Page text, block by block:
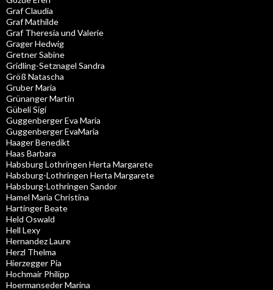
Graf Claudia
Graf Mathilde
Graf Theresia und Valerie
Grager Hedwig
Gretner Sabine
Gridling-Setznagel Sandra
Größ Natascha
Gruber Maria
Grünanger Martin
Gübeli Sigi
Guggenberger Eva Maria
Guggenberger EvaMaria
Haager Benedikt
Haas Barbara
Habsburg Lothringen Herta Margarete
Habsburg-Lothringen Herta Margarete
Habsburg-Lothringen Sandor
Hamel Maria Christina
Hartinger Beate
Held Oswald
Hell Lexy
Hernandez Laure
Herzl Thelma
Hierzegger Pia
Hochmair Philipp
Hoermanseder Marina